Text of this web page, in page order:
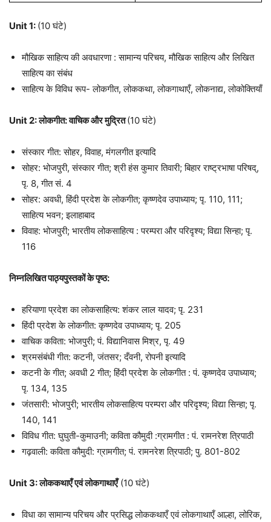
Unit 1: (10 घंटे)
मौखिक साहित्य की अवधारणा : सामान्य परिचय, मौखिक साहित्य और लिखित
साहित्य का संबंध
साहित्य के विविध रूप- लोकगीत, लोककथा, लोकगाथाएँ, लोकनाद्य, लोकोक्तियाँ
Unit 2:लोकगीत:वाचिक और मुद्रित(10 घंटे)
संस्कार गीत: सोहर, विवाह, मंगलगीत इत्यादि
सोहर: भोजपुरी, संस्कार गीत; श्री हंस कुमार तिवारी; बिहार राष्ट्रभाषा परिषद्‌,
पृ. 8, गीत सं. 4
सोहर: अवधी, हिंदी प्रदेश के लोकगीत; कृष्णदेव उपाध्याय; पृ. 110, 111;
साहित्य भवन; इलाहाबाद
विवाह: भोजपुरी; भारतीय लोकसाहित्य : परम्परा और परिदृश्य; विद्या सिन्हा; पृ.
116
निम्नलिखित पाठ्यपुस्तकों के पृष्ठ:
हरियाणा प्रदेश का लोकसाहित्य: शंकर लाल यादव; पृ. 231
हिंदी प्रदेश के लोकगीत: कृष्णदेव उपाध्याय; पृ. 205
वाचिक कविता: भोजपुरी; पं. विद्यानिवास मिश्र, पृ. 49
श्रमसंबंधी गीत: कटनी, जंतसर; दँवनी, रोपनी इत्यादि
कटनी के गीत; अवधी 2 गीत; हिंदी प्रदेश के लोकगीत : पं. कृष्णदेव उपाध्याय;
पृ. 134, 135
जंतसारी: भोजपुरी; भारतीय लोकसाहित्य परम्परा और परिदृश्य; विद्या सिन्हा; पृ.
140, 141
विविध गीत: घुघुती-कुमाउनी; कविता कौमुदी :ग्रामगीत : पं. रामनरेश त्रिपाठी
गढ़वाली: कविता कौमुदी: ग्रामगीत; पं. रामनरेश त्रिपाठी; पु. 801-802
Unit 3:लोककथाएँ एवं लोकगाथाएँ(10 घंटे)
विधा का सामान्य परिचय और प्रसिद्ध लोककथाएँ एवं लोकगाथाएँ आल्हा, लोरिक,